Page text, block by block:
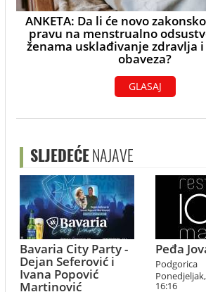
ANKETA: Da li će novo
pravu na menstrualno
ženama usklađivanje zdravlja
obaveza?
GLASAJ
SLJEDEĆENAJAVE
Bavaria City Party -
Dejan Seferović i
Ivana Popović
Martinović
Peđa
Podgorica
16:16